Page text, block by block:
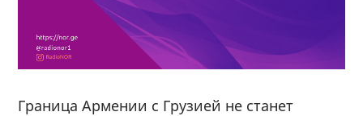
Граница Армении с Грузией не станет